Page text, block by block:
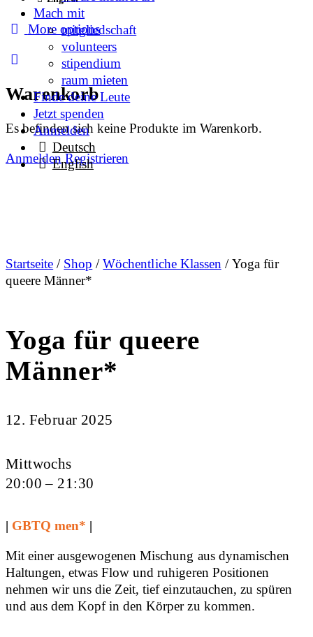
More options
Warenkorb
Es befinden sich keine Produkte im Warenkorb.
Anmelden Registrieren
Mach mit
mitgliedschaft
volunteers
stipendium
raum mieten
Finde deine Leute
Jetzt spenden
Anmelden
Deutsch
English
Startseite / Shop /Wöchentliche Klassen/ Yoga für
queere Männer*
Yoga für queere
Männer*
12. Februar 2025
Mittwochs
20:00 – 21:30
| GBTQ men* |
Mit einer ausgewogenen Mischung aus dynamischen
Haltungen, etwas Flow und ruhigeren Positionen
nehmen wir uns die Zeit, tief einzutauchen, zu spüren
und aus dem Kopf in den Körper zu kommen.